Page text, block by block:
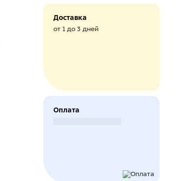
Доставка
от 1 до 3 дней
Оплата